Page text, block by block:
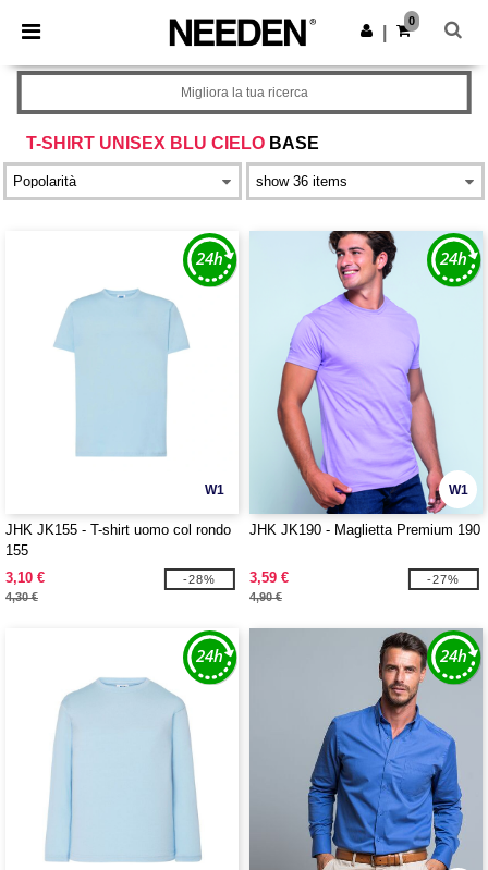
× App Needen
Prezzi migliori sull'app!
Scarica app
0
T-SHIRT UNISEX BLU CIELO BASE
Migliora la tua ricerca
W1
JHK JK155 - T-shirt uomo col rondo
155
3,10 €
4,30 €
-28%
W1
JHK JK190 - Maglietta Premium 190
3,59 €
4,90 €
-27%